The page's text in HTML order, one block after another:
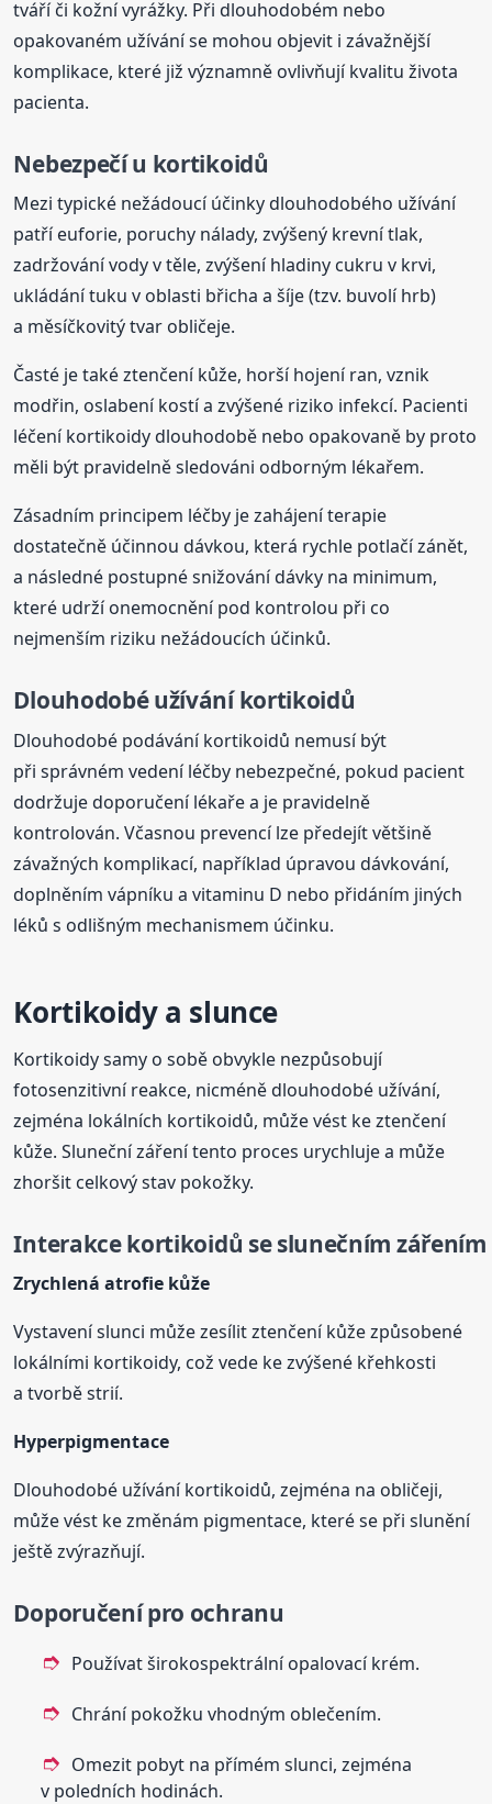
tváří či kožní vyrážky. Při dlouhodobém nebo
opakovaném užívání se mohou objevit i závažnější
komplikace, které již významně ovlivňují kvalitu života
pacienta.
Nebezpečí u kortikoidů
Mezi typické nežádoucí účinky dlouhodobého užívání
patří euforie, poruchy nálady, zvýšený krevní tlak,
zadržování vody v těle, zvýšení hladiny cukru v krvi,
ukládání tuku v oblasti břicha a šíje (tzv. buvolí hrb)
a měsíčkovitý tvar obličeje.
Časté je také ztenčení kůže, horší hojení ran, vznik
modřin, oslabení kostí a zvýšené riziko infekcí. Pacienti
léčení kortikoidy dlouhodobě nebo opakovaně by proto
měli být pravidelně sledováni odborným lékařem.
Zásadním principem léčby je zahájení terapie
dostatečně účinnou dávkou, která rychle potlačí zánět,
a následné postupné snižování dávky na minimum,
které udrží onemocnění pod kontrolou při co
nejmenším riziku nežádoucích účinků.
Dlouhodobé užívání kortikoidů
Dlouhodobé podávání kortikoidů nemusí být
při správném vedení léčby nebezpečné, pokud pacient
dodržuje doporučení lékaře a je pravidelně
kontrolován. Včasnou prevencí lze předejít většině
závažných komplikací, například úpravou dávkování,
doplněním vápníku a vitaminu D nebo přidáním jiných
léků s odlišným mechanismem účinku.
Kortikoidy a slunce
Kortikoidy samy o sobě obvykle nezpůsobují
fotosenzitivní reakce, nicméně dlouhodobé užívání,
zejména lokálních kortikoidů, může vést ke ztenčení
kůže. Sluneční záření tento proces urychluje a může
zhoršit celkový stav pokožky.
Interakce kortikoidů se slunečním zářením
Zrychlená atrofie kůže
Vystavení slunci může zesílit ztenčení kůže způsobené
lokálními kortikoidy, což vede ke zvýšené křehkosti
a tvorbě strií.
Hyperpigmentace
Dlouhodobé užívání kortikoidů, zejména na obličeji,
může vést ke změnám pigmentace, které se při slunění
ještě zvýrazňují.
Doporučení pro ochranu
Používat širokospektrální opalovací krém.
Chrání pokožku vhodným oblečením.
Omezit pobyt na přímém slunci, zejména
v poledních hodinách.